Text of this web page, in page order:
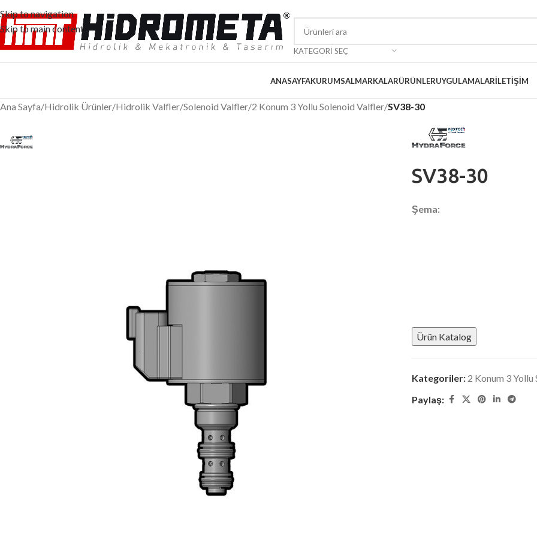
Skip to navigation
Skip to main content
KATEGORI SEÇ
ANASAYFAKURUMSALMARKALARÜRÜNLERUYGULAMALARİLETIŞIM
Ana Sayfa/Hidrolik Ürünler/Hidrolik Valfler/Solenoid Valfler/2 Konum 3 Yollu Solenoid Valfler/SV38-30
SV38-30
Şema:
Ürün Katalog
Kategoriler: 2 Konum 3
Paylaş: